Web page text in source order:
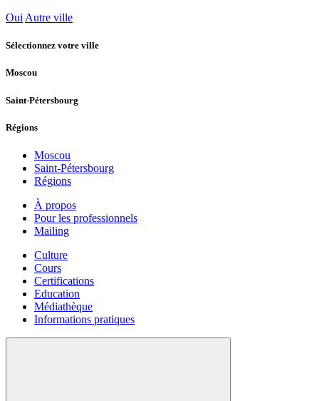
Oui Autre ville
Sélectionnez votre ville
Moscou
Saint-Pétersbourg
Régions
Moscou
Saint-Pétersbourg
Régions
À propos
Pour les professionnels
Mailing
Culture
Cours
Certifications
Education
Médiathèque
Informations pratiques